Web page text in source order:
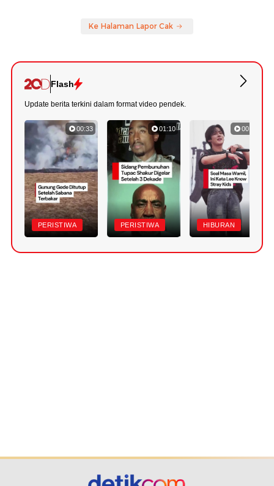
Ke Halaman Lapor Cak
Flash
Update berita terkini dalam format video pendek.
00:33
PERISTIWA
01:10
PERISTIWA
00:48
HIBURAN